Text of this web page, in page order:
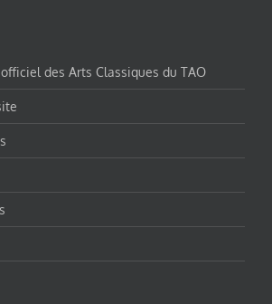
des Arts Classiques du TAO